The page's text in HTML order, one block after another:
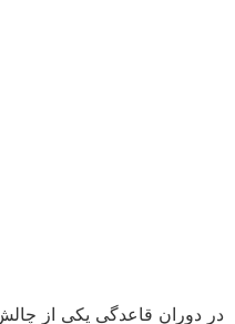
در دوران قاعدگی یکی از